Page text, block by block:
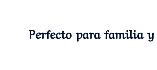
Perfecto para familia y